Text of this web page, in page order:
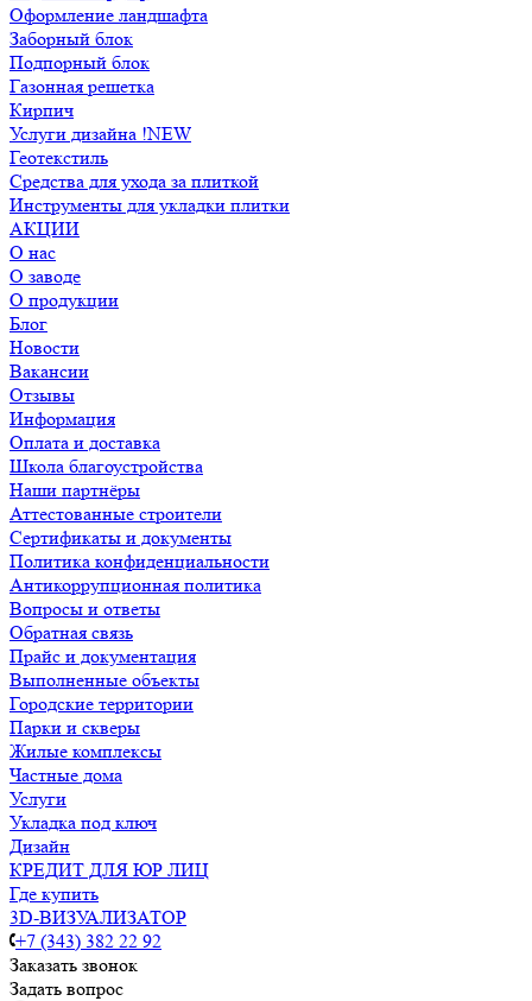
Оформление ландшафта
Заборный блок
Подпорный блок
Газонная решетка
Кирпич
Услуги дизайна !NEW
Геотекстиль
Средства для ухода за плиткой
Инструменты для укладки плитки
АКЦИИ
О нас
О заводе
О продукции
Блог
Новости
Вакансии
Отзывы
Информация
Оплата и доставка
Школа благоустройства
Наши партнёры
Аттестованные строители
Сертификаты и документы
Политика конфиденциальности
Антикоррупционная политика
Вопросы и ответы
Обратная связь
Прайс и документация
Выполненные объекты
Городские территории
Парки и скверы
Жилые комплексы
Частные дома
Услуги
Укладка под ключ
Дизайн
КРЕДИТ ДЛЯ ЮР ЛИЦ
Где купить
3D-ВИЗУАЛИЗАТОР
+7 (343) 382 22 92
Заказать звонок
Задать вопрос